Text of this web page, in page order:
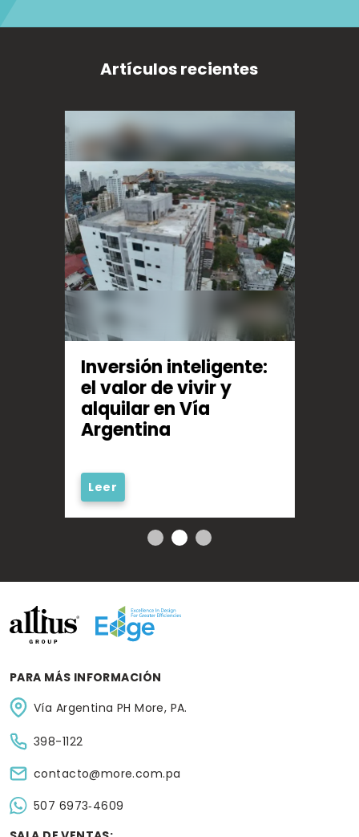
Artículos recientes
Inversión inteligente:
el valor de vivir y
alquilar en Vía
Argentina
Leer
PARA MÁS INFORMACIÓN
Vía Argentina PH More, PA.
398-1122
contacto@more.com.pa
‪507 6973‑4609